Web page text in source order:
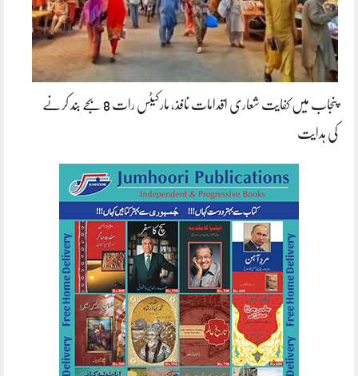
پنجاب میں کفایت شعاری اقدامات نافذ، مارکیٹس رات 8 بجے بند کرنے
کی ہدایت